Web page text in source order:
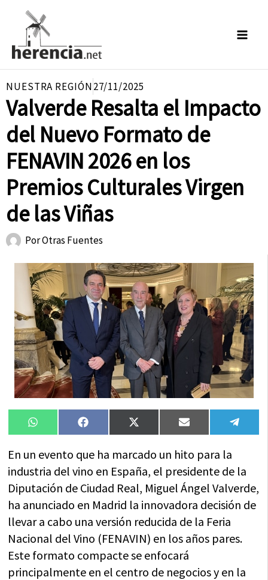
contenido
NUESTRA REGIÓN27/11/2025
Valverde Resalta el Impacto
del Nuevo Formato de
FENAVIN 2026 en los
Premios Culturales Virgen
de las Viñas
PorOtras Fuentes
Compartir
en
WhatsAppCompartir
en
FacebookCompartir
en
X
(Twitter)
Compartir
en
Email
en
En un evento que ha marcado un hito para la
industria del vino en España, el presidente de la
Diputación de Ciudad Real, Miguel Ángel Valverde,
ha anunciado en Madrid la innovadora decisión de
llevar a cabo una versión reducida de la Feria
Nacional del Vino (FENAVIN) en los años pares.
Este formato compacte se enfocará
principalmente en el centro de negocios y en la